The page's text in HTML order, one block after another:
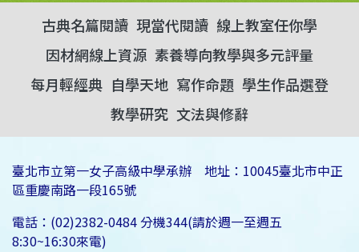
古典名篇閱讀 現當代閱讀 線上教室任你學
因材網線上資源 素養導向教學與多元評量
每月輕經典 自學天地 寫作命題 學生作品選登
教學研究 文法與修辭
臺北市立第一女子高級中學承辦 地址：10045臺北市中正
區重慶南路一段165號
電話：(02)2382-0484 分機344(請於週一至週五
8:30~16:30來電)